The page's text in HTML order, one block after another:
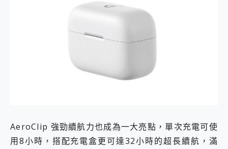
AeroClip 強勁續航力也成為一大亮點，單次充電可使
用8小時，搭配充電盒更可達32小時的超長續航，滿